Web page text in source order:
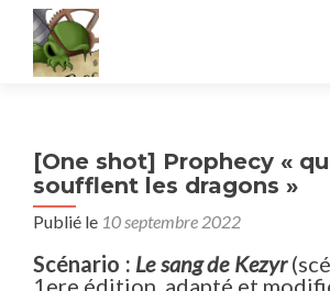
[One shot] Prophecy «
soufflent les dragons »
Publié le 10 septembre 2022
Scénario : Le sang de Kezyr
1ere édition, adapté et